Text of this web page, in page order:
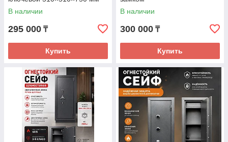
В наличии
295 000 ₸
Купить
В наличии
300 000 ₸
Купить